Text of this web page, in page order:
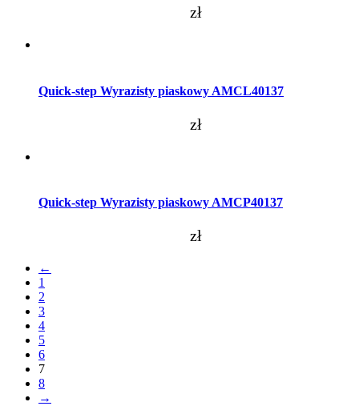
zł
Quick-step Wyrazisty piaskowy AMCL40137
zł
Quick-step Wyrazisty piaskowy AMCP40137
zł
←
1
2
3
4
5
6
7
8
→